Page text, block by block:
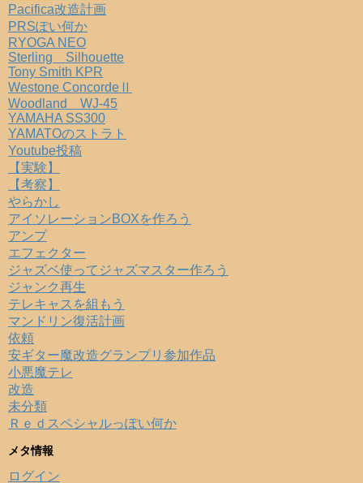
Pacifica改造計画
PRSぽい何か
RYOGA NEO
Sterling Silhouette
Tony Smith KPR
Westone ConcordeⅡ
Woodland WJ-45
YAMAHA SS300
YAMATOのストラト
Youtube投稿
【実験】
【考察】
やらかし
アイソレーションBOXを作ろう
アンプ
エフェクター
ジャズベ使ってジャズマスター作ろう
ジャンク再生
テレキャスを組もう
マンドリン復活計画
依頼
安ギター魔改造グランプリ参加作品
小悪魔テレ
改造
未分類
Ｒｅｄスペシャルっぽい何か
メタ情報
ログイン